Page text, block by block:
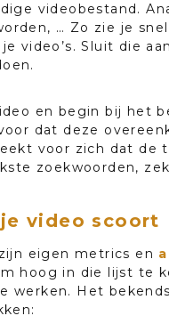
videobestand.
… Zo zie je
video’s. Sluit die
en begin bij het
dat deze
voor zich dat de
zoekwoorden,
video scoort
eigen metrics en
hoog in die lijst te
werken. Het